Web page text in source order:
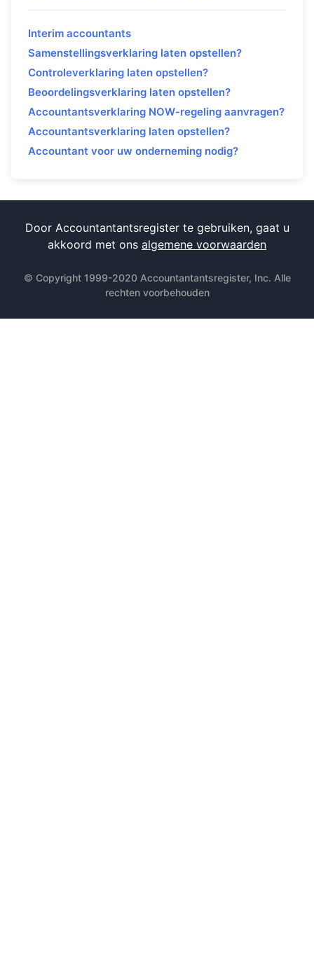
Interim accountants
Samenstellingsverklaring laten opstellen?
Controleverklaring laten opstellen?
Beoordelingsverklaring laten opstellen?
Accountantsverklaring NOW-regeling aanvragen?
Accountantsverklaring laten opstellen?
Accountant voor uw onderneming nodig?
Door Accountantantsregister te gebruiken, gaat u
akkoord met ons algemene voorwaarden
© Copyright 1999-2020 Accountantantsregister, Inc. Alle
rechten voorbehouden